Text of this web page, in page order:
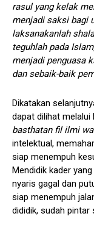
rasul yang kelak
menjadi saksi bagi
laksanakanlah
teguhlah pada
menjadi penguasa
dan sebaik-baik
Dikatakan
dapat dilihat melalui
basthatan fil ilmi
intelektual,
siap menempuh
Mendidik kader
nyaris gagal dan
siap menempuh
dididik, sudah pintar